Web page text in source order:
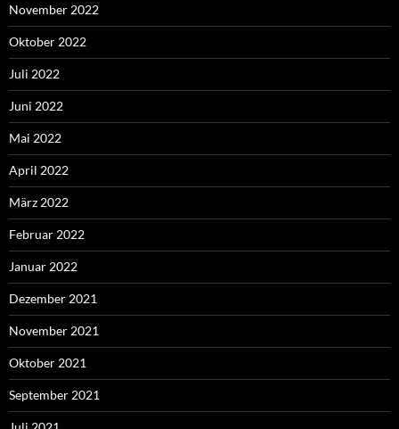
November 2022
Oktober 2022
Juli 2022
Juni 2022
Mai 2022
April 2022
März 2022
Februar 2022
Januar 2022
Dezember 2021
November 2021
Oktober 2021
September 2021